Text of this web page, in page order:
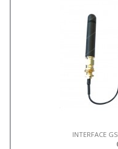
INTERFACE